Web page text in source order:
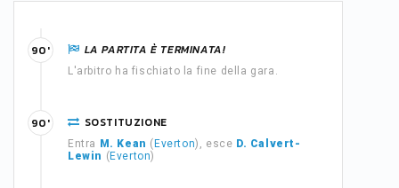
LA PARTITA È TERMINATA!
L'arbitro ha fischiato la fine della gara.
90'
SOSTITUZIONE
Entra M. Kean ( Everton), esce D. Calvert-
Lewin ( Everton)
90'